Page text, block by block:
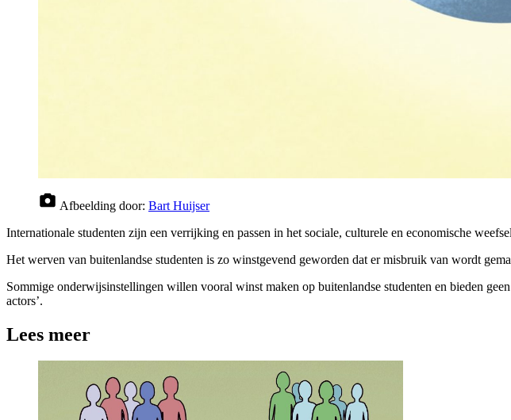
Afbeelding door: Bart Huijser
Internationale studenten zijn een verrijking en passen in het sociale, culturele en economische
Het werven van buitenlandse studenten is zo winstgevend geworden dat er misbruik van wordt
Sommige onderwijsinstellingen willen vooral winst maken op buitenlandse studenten en bieden
actors’.
Lees meer